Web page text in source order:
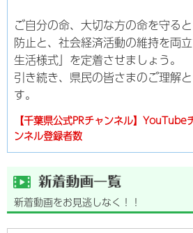
ご自分の命、大切な方の命を守る
防止と、社会経済活動の維持を両
生活様式」を定着させましょう。
引き続き、県民の皆さまのご理解
す。
【千葉県公式PRチャンネル】YouTube
ンネル登録者数
新着動画をお見逃しなく！！